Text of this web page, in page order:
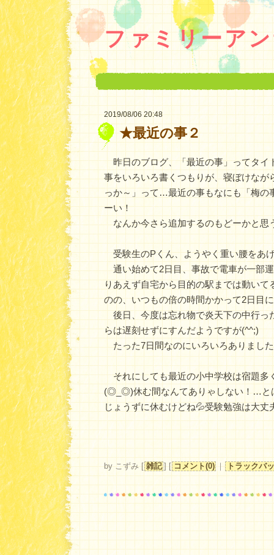
ファミリーア
★最近の事２―
2019/08/06 20:48
昨日のブログ、「最近の事」ってタイ
事をいろいろ書くつもりが、寝ぼけなが
っか～」って…最近の事もなにも「梅の
ーい！
なんか今さら追加するのもどーかと思
受験生のPくん、ようやく重い腰をあ
通い始めて2日目、事故で電車が一部
りあえず自宅から目的の駅までは動いて
のの、いつもの倍の時間かかって2日目
後日、今度は忘れ物で炎天下の中行っ
らは遅刻せずにすんだようですが(^^;)
たった7日間なのにいろいろありまし
それにしても最近の小中学校は宿題多
(◎_◎)休む間なんてありゃしない！…と
じょうずに休むけどね💦受験勉強は大丈
byこずみ [ 雑記 ] [ コメント(0) ｜ トラックバ